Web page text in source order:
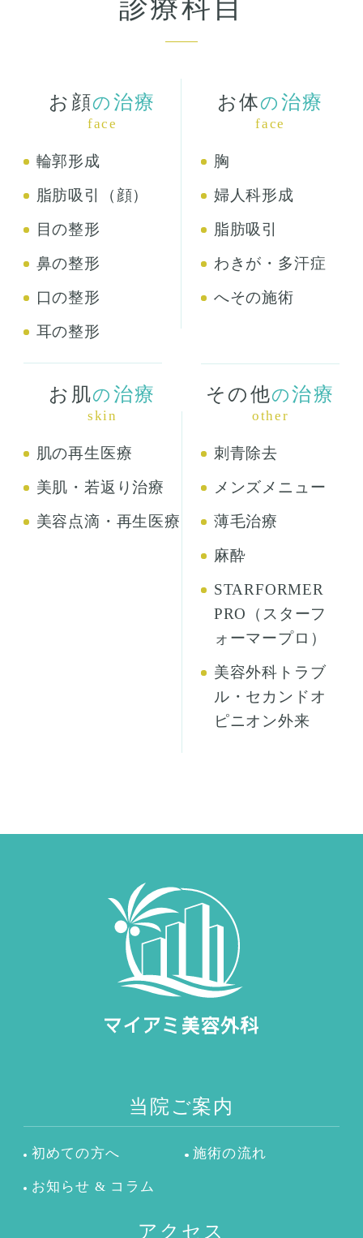
診療科目
お顔の 治療
face
輪郭形成
脂肪吸引（顔）
目の整形
鼻の整形
口の整形
耳の整形
お体の 治療
face
胸
婦人科形成
脂肪吸引
わきが・多汗症
へその施術
お肌の 治療
skin
肌の再生医療
美肌・若返り治療
美容点滴・再生医療
その他の治療
other
刺青除去
メンズメニュー
薄毛治療
麻酔
STARFORMER
PRO（スターフ
ォーマープロ）
美容外科トラブ
ル・セカンドオ
ピニオン外来
当院ご案内
初めての方へ 施術の流れ
お知らせ & コラム
アクセス